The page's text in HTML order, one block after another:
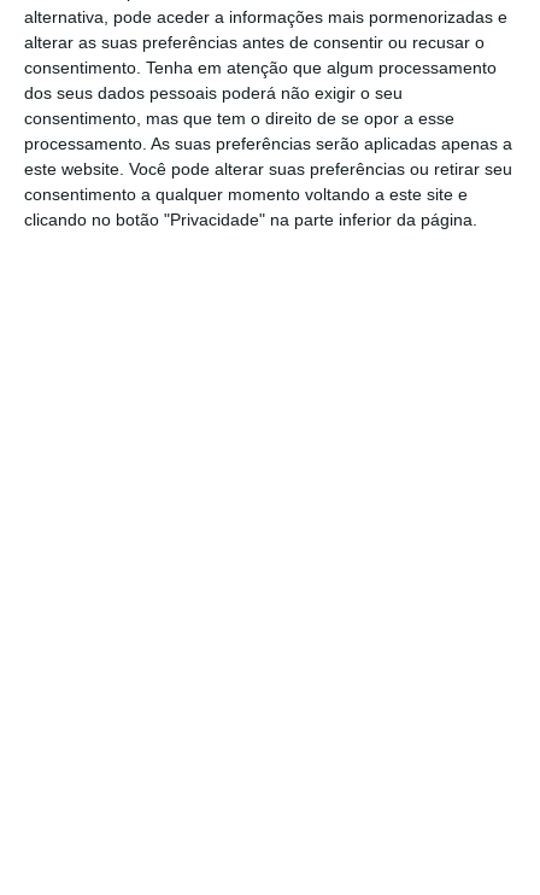
alternativa, pode aceder a informações mais pormenorizadas e
alterar as suas preferências antes de consentir ou recusar o
consentimento. Tenha em atenção que algum processamento
dos seus dados pessoais poderá não exigir o seu
consentimento, mas que tem o direito de se opor a esse
processamento. As suas preferências serão aplicadas apenas a
este website. Você pode alterar suas preferências ou retirar seu
consentimento a qualquer momento voltando a este site e
clicando no botão "Privacidade" na parte inferior da página.
Carlos Martins, presidente da Martifer
ARMÉNIO BELO / LUSA 27 maio, 2015
No mesmo documento, o grupo salienta que
o aumento da capacidade de reparação naval
através da construção desta doca seca – os
clientes nesta área são sobretudo da